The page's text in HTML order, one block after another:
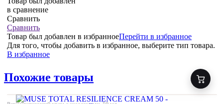
в сравнение
Сравнить
Сравнить
Товар был добавлен в избранноеПерейти в избранное
Для того, чтобы добавить в избранное, выберите тип товара.
В избранное
Похожие товары